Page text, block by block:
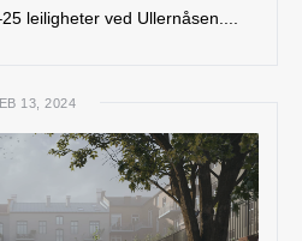
leiligheter ved Ullernåsen....
13, 2024